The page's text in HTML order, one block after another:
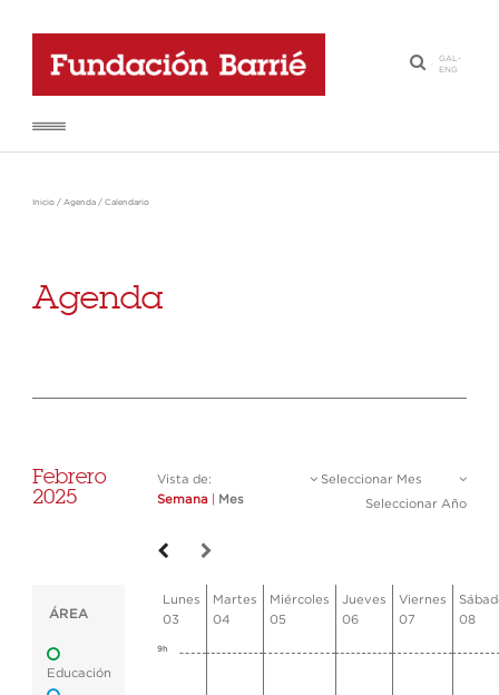
·
GAL-
ENG
Inicio / Agenda / Calendario
Agenda
Febrero
2025
Vista de:
Semana
Mes
Seleccionar Mes
Seleccionar Año
ÁREA
Educación
Lunes
03
Martes
04
Miércoles
05
Jueves
06
Viernes
07
08
9h